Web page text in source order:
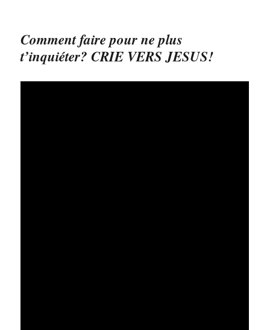
Comment faire pour ne plus
t’inquiéter? CRIE VERS JESUS!